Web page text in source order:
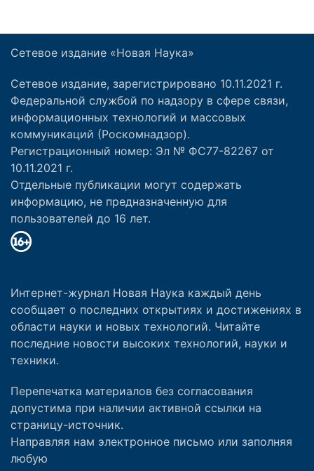
Сетевое издание «Новая Наука»
Сетевое издание, зарегистрировано 10.11.2021 г.
Федеральной службой по надзору в сфере связи,
информационных технологий и массовых
коммуникаций (Роскомнадзор).
Регистрационный номер: Эл № ФС77-82267 от
10.11.2021 г.
Отдельные публикации могут содержать
информацию, не предназначенную для
пользователей до 16 лет.
Интернет-журнал Новая Наука каждый день
сообщает о последних открытиях и достижениях в
области науки и новых технологий. Читайте
последние новости высоких технологий, науки и
техники.
Перепечатка материалов без согласования
допустима при наличии активной ссылки на
страницу-источник.
Направляя нам электронное письмо или заполняя
любую